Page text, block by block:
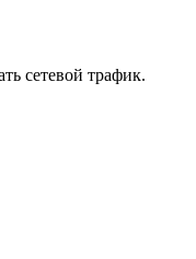
сетевой трафик.